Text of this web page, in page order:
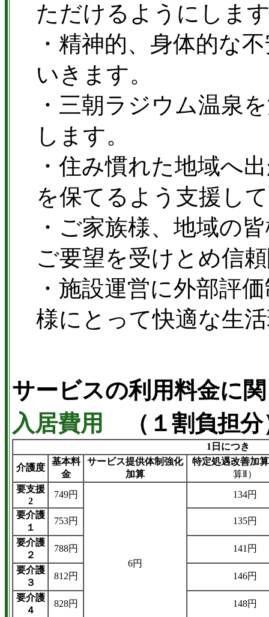
ただけるようにしま
・精神的、身体的な
いきます。
・三朝ラジウム温泉
します。
・住み慣れた地域へ
を保てるよう支援し
・ご家族様、地域の
ご要望を受けとめ信
・施設運営に外部評
様にとって快適な生
サービスの利用料金に
入居費用
（１割負担分
1日につき
介護度
基本料
金
サービス提供体制強化
加算
特定処遇改善加算
算Ⅱ）
要支援
2
749円
6円
134円
要介護
１
753円 135円
要介護
２
788円 141円
要介護
３
812円 146円
要介護
４
828円 148円